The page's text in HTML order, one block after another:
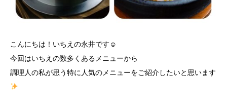
こんにちは！いちえの永井です☺︎
今回はいちえの数多くあるメニューから
調理人の私が思う特に人気のメニューをご紹介したいと思います